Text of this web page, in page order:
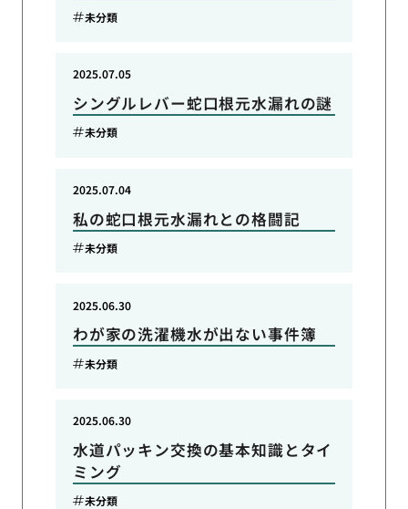
未分類
シングルレバー蛇口根元水漏れの謎
2025.07.05
未分類
私の蛇口根元水漏れとの格闘記
2025.07.04
未分類
わが家の洗濯機水が出ない事件簿
2025.06.30
未分類
水道パッキン交換の基本知識とタイ
ミング
2025.06.30
未分類